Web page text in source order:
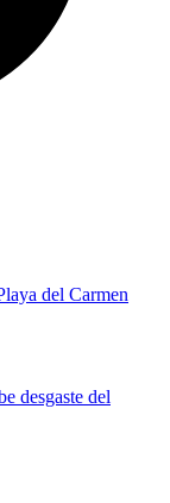
del Carmen
desgaste del